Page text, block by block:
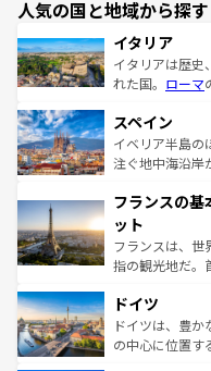
人気の国と地域から探す
イタリア
イタリアは歴史
れた国。 ローマ
ろん、トスカー
景など、自然景
ピザやパスタな
ませてくれるイ
なお、新着のイ
しい。
スペイン
イベリア半島の
注ぐ地中海沿岸
文化が根付くこ
れる闘牛、そし
る。首都マドリ
アートに溢れた
せる。地方によ
ンテンツ一覧を
フランスの基
ット
フランスは、世
指の観光地だ。
で、幅広い魅力
聖堂、美しい
から魅了する。
ドイツ
ドイツは、豊
の中心に位置す